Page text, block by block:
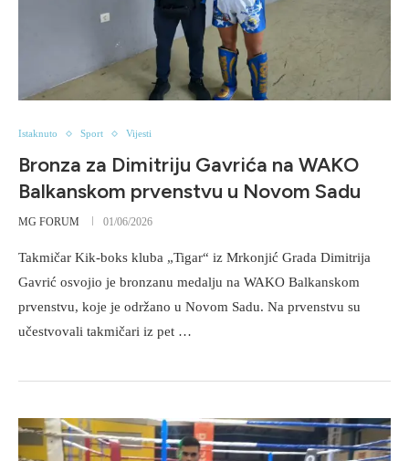
Istaknuto Sport Vijesti
Bronza za Dimitriju Gavrića na WAKO
Balkanskom prvenstvu u Novom Sadu
MG FORUM 01/06/2026
Takmičar Kik-boks kluba „Tigar“ iz Mrkonjić Grada Dimitrija
Gavrić osvojio je bronzanu medalju na WAKO Balkanskom
prvenstvu, koje je održano u Novom Sadu. Na prvenstvu su
učestvovali takmičari iz pet …